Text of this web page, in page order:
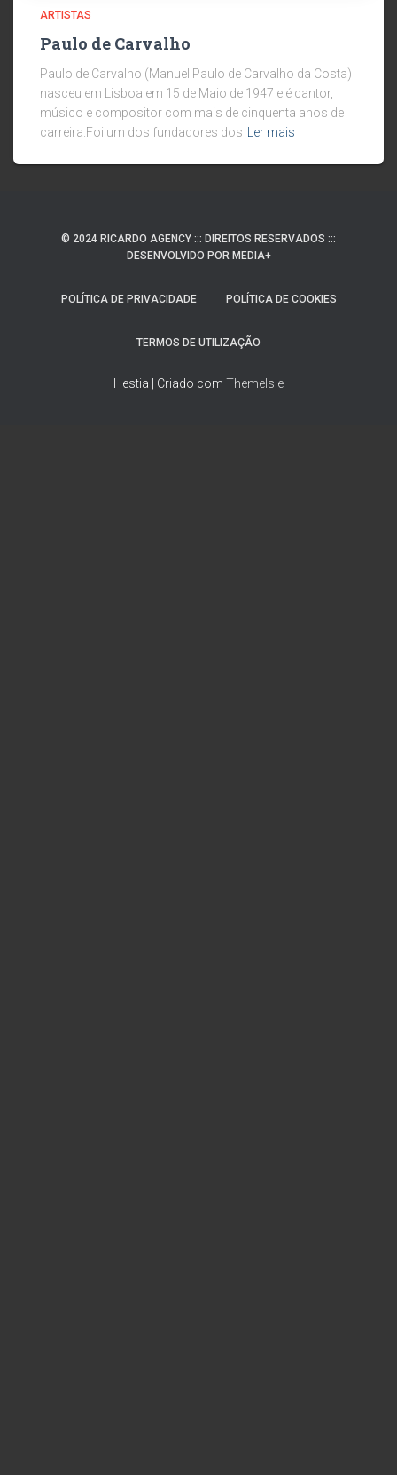
ARTISTAS
Paulo de Carvalho
Paulo de Carvalho (Manuel Paulo de Carvalho da Costa)
nasceu em Lisboa em 15 de Maio de 1947 e é cantor,
músico e compositor com mais de cinquenta anos de
carreira.Foi um dos fundadores dos
Ler mais
© 2024 RICARDO AGENCY ::: DIREITOS RESERVADOS :::
DESENVOLVIDO POR MEDIA+
POLÍTICA DE PRIVACIDADE POLÍTICA DE COOKIES
TERMOS DE UTILIZAÇÃO
Hestia | Criado com ThemeIsle